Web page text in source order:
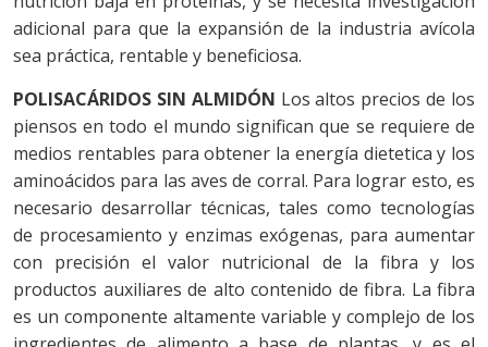
adicional para que la expansión de la industria avícola
sea práctica, rentable y beneficiosa.
POLISACÁRIDOS SIN ALMIDÓN Los altos precios de los
piensos en todo el mundo significan que se requiere de
medios rentables para obtener la energía dietetica y los
aminoácidos para las aves de corral. Para lograr esto, es
necesario desarrollar técnicas, tales como tecnologías
de procesamiento y enzimas exógenas, para aumentar
con precisión el valor nutricional de la fibra y los
productos auxiliares de alto contenido de fibra. La fibra
es un componente altamente variable y complejo de los